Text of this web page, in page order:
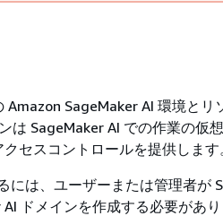
SageMaker AI 環境とリ
は SageMaker AI での作業の仮
セスコントロールを提供します
には、ユーザーまたは管理者が
ドメインを作成する必要があ